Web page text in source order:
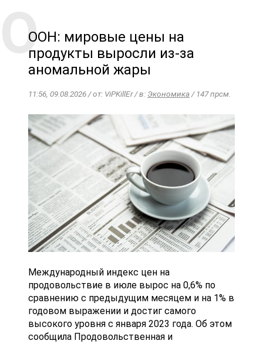
ООН: мировые цены на
продукты выросли из-за
аномальной жары
11:56, 09.08.2026 / от: ViPKillEr / в: Экономика/ 147 прсм.
Международный индекс цен на
продовольствие в июле вырос на 0,6% по
сравнению с предыдущим месяцем и на 1% в
годовом выражении и достиг самого
высокого уровня с января 2023 года. Об этом
сообщила Продовольственная и